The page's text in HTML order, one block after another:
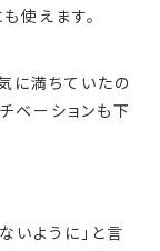
使えます。
に満ちていたの
ベーションも下
いように」と言